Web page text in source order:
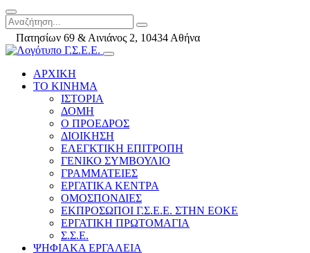
Πατησίων 69 & Αινιάνος 2, 10434 Αθήνα
ΑΡΧΙΚΗ
ΤΟ ΚΙΝΗΜΑ
ΙΣΤΟΡΙΑ
ΔΟΜΗ
Ο ΠΡΟΕΔΡΟΣ
ΔΙΟΙΚΗΣΗ
ΕΛΕΓΚΤΙΚΗ ΕΠΙΤΡΟΠΗ
ΓΕΝΙΚΟ ΣΥΜΒΟΥΛΙΟ
ΓΡΑΜΜΑΤΕΙΕΣ
ΕΡΓΑΤΙΚΑ ΚΕΝΤΡΑ
ΟΜΟΣΠΟΝΔΙΕΣ
ΕΚΠΡΟΣΩΠΟΙ Γ.Σ.Ε.Ε. ΣΤΗΝ ΕΟΚΕ
ΕΡΓΑΤΙΚΗ ΠΡΩΤΟΜΑΓΙΑ
Σ.Σ.Ε.
ΨΗΦΙΑΚΑ ΕΡΓΑΛΕΙΑ